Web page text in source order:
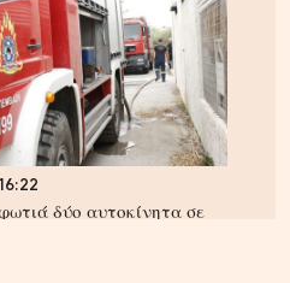
δύο αυτοκίνητα σε